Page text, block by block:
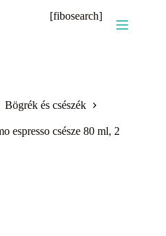
[fibosearch]
Bögrék és csészék
espresso csésze 80 ml, 2